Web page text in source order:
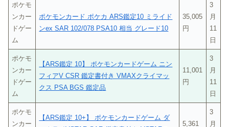
ポケモ
ンカー
ドゲー
ム
ポケモンカード ポケカ ARS鑑定10 ミライド
ンex SAR 102/078 PSA10 相当 グレード10
35,005
円
3
月
11
日
ポケモ
ンカー
ドゲー
ム
【ARS鑑定 10】 ポケモンカードゲーム ニン
フィアV CSR 鑑定書付き VMAXクライマッ
クス PSA BGS 鑑定品
11,001
円
3
月
11
日
ポケモ
ンカー
【ARS鑑定 10+】 ポケモンカードゲーム ダ
5,361
3
月